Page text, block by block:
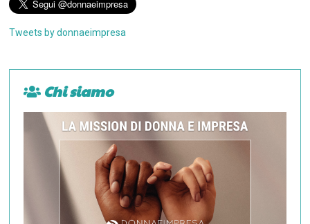
Tweets by donnaeimpresa
Chi siamo